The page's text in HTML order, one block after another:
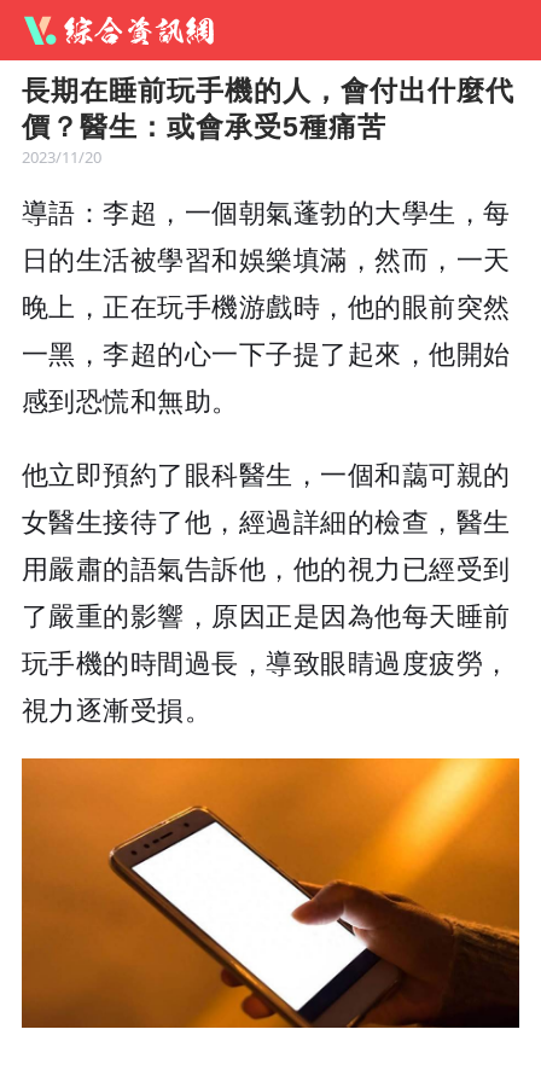
長期在睡前玩手機的人，會付出什麼代
價？醫生：或會承受5種痛苦
2023/11/20
導語：李超，一個朝氣蓬勃的大學生，每
日的生活被學習和娛樂填滿，然而，一天
晚上，正在玩手機游戲時，他的眼前突然
一黑，李超的心一下子提了起來，他開始
感到恐慌和無助。
他立即預約了眼科醫生，一個和藹可親的
女醫生接待了他，經過詳細的檢查，醫生
用嚴肅的語氣告訴他，他的視力已經受到
了嚴重的影響，原因正是因為他每天睡前
玩手機的時間過長，導致眼睛過度疲勞，
視力逐漸受損。